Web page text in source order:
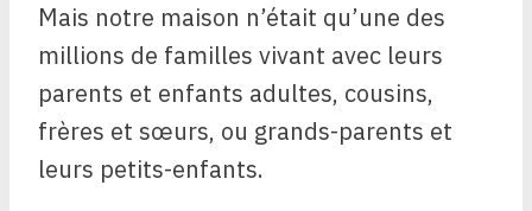
Mais notre maison n’était qu’une des
millions de familles vivant avec leurs
parents et enfants adultes, cousins,
frères et sœurs, ou grands-parents et
leurs petits-enfants.